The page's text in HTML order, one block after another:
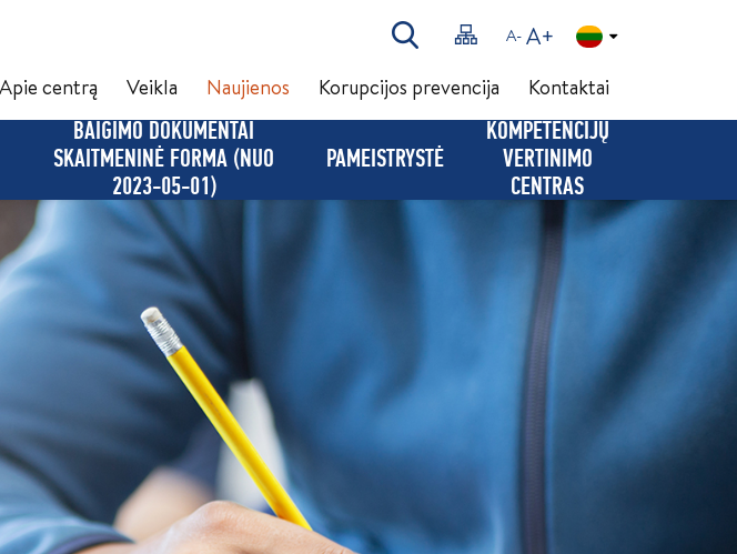
A- A+
BAIGIMO DOKUMENTAI
SKAITMENINĖ FORMA (NUO
2023-05-01)
PAMEISTRYSTĖ
KOMPETENCIJŲ
VERTINIMO
CENTRAS
Apie centrą Veikla Naujienos Korupcijos prevencija Kontaktai